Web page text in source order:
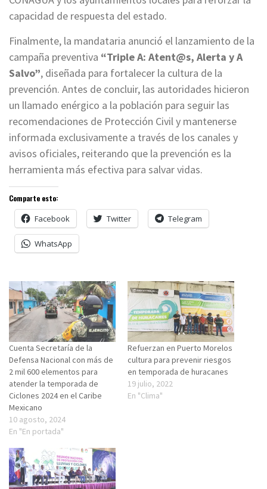
capacidad de respuesta del estado.
Finalmente, la mandataria anunció el lanzamiento de la
campaña preventiva “Triple A: Atent@s, Alerta y A
Salvo”, diseñada para fortalecer la cultura de la
prevención. Antes de concluir, las autoridades hicieron
un llamado enérgico a la población para seguir las
recomendaciones de Protección Civil y mantenerse
informada exclusivamente a través de los canales y
avisos oficiales, reiterando que la prevención es la
herramienta más efectiva para salvar vidas.
Comparte esto:
Facebook Twitter Telegram
WhatsApp
Cuenta Secretaría de la
Defensa Nacional con más de
2 mil 600 elementos para
atender la temporada de
Ciclones 2024 en el Caribe
Mexicano
10 agosto, 2024
En "En portada"
Refuerzan en Puerto Morelos
cultura para prevenir riesgos
en temporada de huracanes
19 julio, 2022
En "Clima"